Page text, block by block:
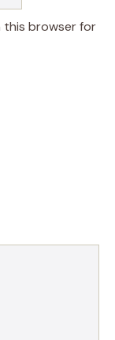
this browser for